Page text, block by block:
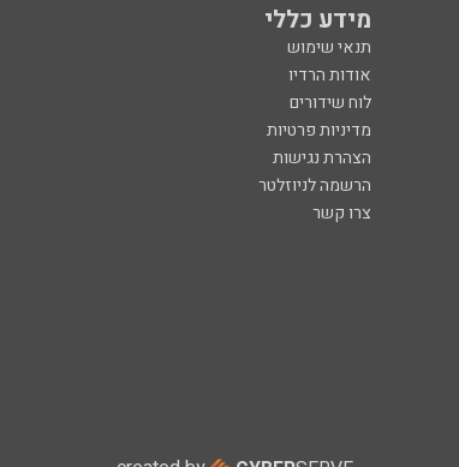
מידע כללי
תנאי שימוש
אודות הרדיו
לוח שידורים
מדיניות פרטיות
הצהרת נגישות
הרשמה לניוזלטר
צרו קשר